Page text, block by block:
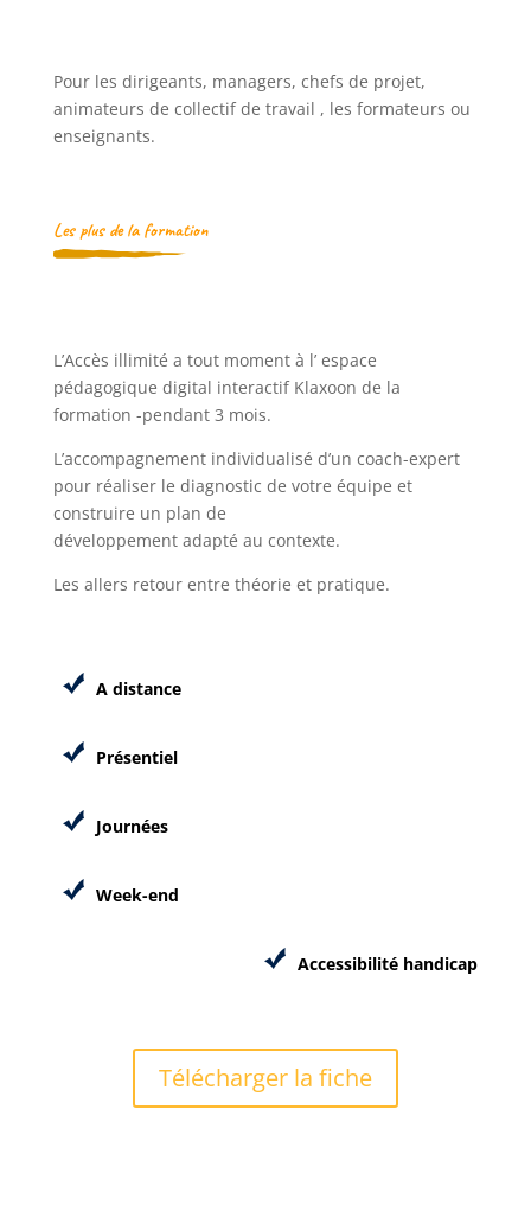
Pour les dirigeants, managers, chefs de projet,
animateurs de collectif de travail , les formateurs ou
enseignants.
Les plus de la formation
L’Accès illimité a tout moment à l’ espace
pédagogique digital interactif Klaxoon de la
formation -pendant 3 mois.
L’accompagnement individualisé d’un coach-expert
pour réaliser le diagnostic de votre équipe et
construire un plan de
développement adapté au contexte.
Les allers retour entre théorie et pratique.
A distance
Présentiel
Journées
Week-end
Accessibilité handicap
Télécharger la fiche